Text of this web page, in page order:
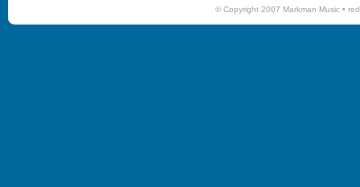
© Copyright 2007 Markman Music •